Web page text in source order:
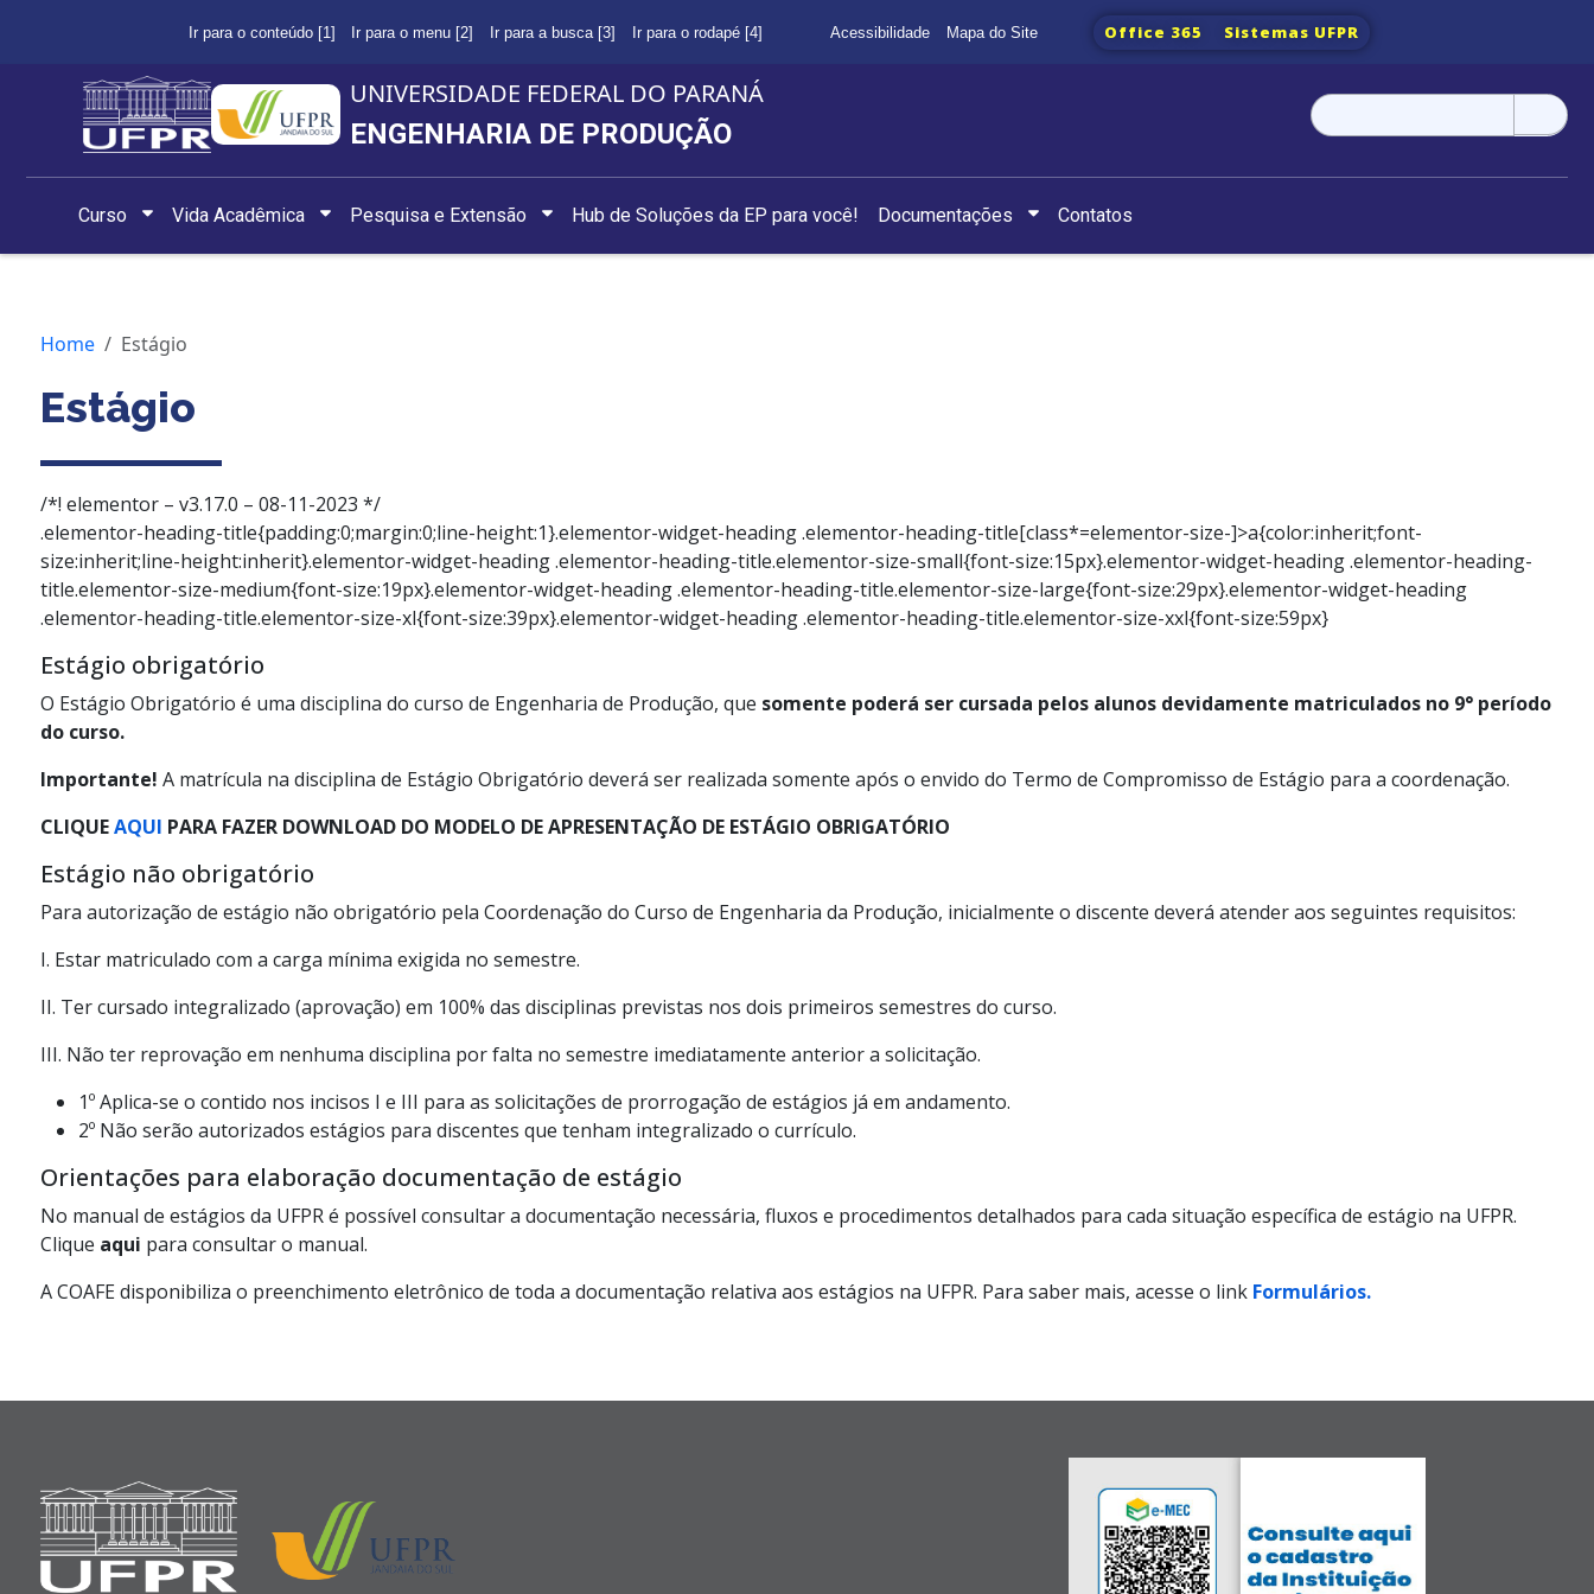
Ir para o conteúdo [1] Ir para o menu [2] Ir para a busca [3] Ir para o rodapé [4] Acessibilidade Mapa do Site Office 365 Sistemas UFPR
UNIVERSIDADE FEDERAL DO PARANÁ
ENGENHARIA DE PRODUÇÃO
Pesquisar
por:
Curso Vida Acadêmica Pesquisa e Extensão Hub de Soluções da EP para você! Documentações Contatos
Home Estágio
Estágio
/*! elementor – v3.17.0 – 08-11-2023 */
.elementor-heading-title{padding:0;margin:0;line-height:1}.elementor-widget-heading .elementor-heading-title[class*=elementor-size-]>a{color:inherit;font-
size:inherit;line-height:inherit}.elementor-widget-heading .elementor-heading-title.elementor-size-small{font-size:15px}.elementor-widget-heading .elementor-heading-
title.elementor-size-medium{font-size:19px}.elementor-widget-heading .elementor-heading-title.elementor-size-large{font-size:29px}.elementor-widget-heading
.elementor-heading-title.elementor-size-xl{font-size:39px}.elementor-widget-heading .elementor-heading-title.elementor-size-xxl{font-size:59px}
Estágio obrigatório
O Estágio Obrigatório é uma disciplina do curso de Engenharia de Produção, que somente poderá ser cursada pelos alunos devidamente matriculados no 9° período
do curso.
Importante! A matrícula na disciplina de Estágio Obrigatório deverá ser realizada somente após o envido do Termo de Compromisso de Estágio para a coordenação.
CLIQUEAQUI PARA FAZER DOWNLOAD DO MODELO DE APRESENTAÇÃO DE ESTÁGIO OBRIGATÓRIO
Estágio não obrigatório
Para autorização de estágio não obrigatório pela Coordenação do Curso de Engenharia da Produção, inicialmente o discente deverá atender aos seguintes requisitos:
I. Estar matriculado com a carga mínima exigida no semestre.
II. Ter cursado integralizado (aprovação) em 100% das disciplinas previstas nos dois primeiros semestres do curso.
III. Não ter reprovação em nenhuma disciplina por falta no semestre imediatamente anterior a solicitação.
1º Aplica-se o contido nos incisos I e III para as solicitações de prorrogação de estágios já em andamento.
2º Não serão autorizados estágios para discentes que tenham integralizado o currículo.
Orientações para elaboração documentação de estágio
No manual de estágios da UFPR é possível consultar a documentação necessária, fluxos e procedimentos detalhados para cada situação específica de estágio na UFPR.
Clique aqui para consultar o manual.
A COAFE disponibiliza o preenchimento eletrônico de toda a documentação relativa aos estágios na UFPR. Para saber mais, acesse o link Formulários.